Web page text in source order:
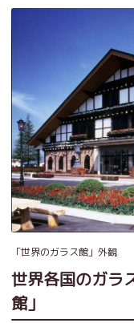
「世界のガラス館」外観
世界各国のガラ
館」